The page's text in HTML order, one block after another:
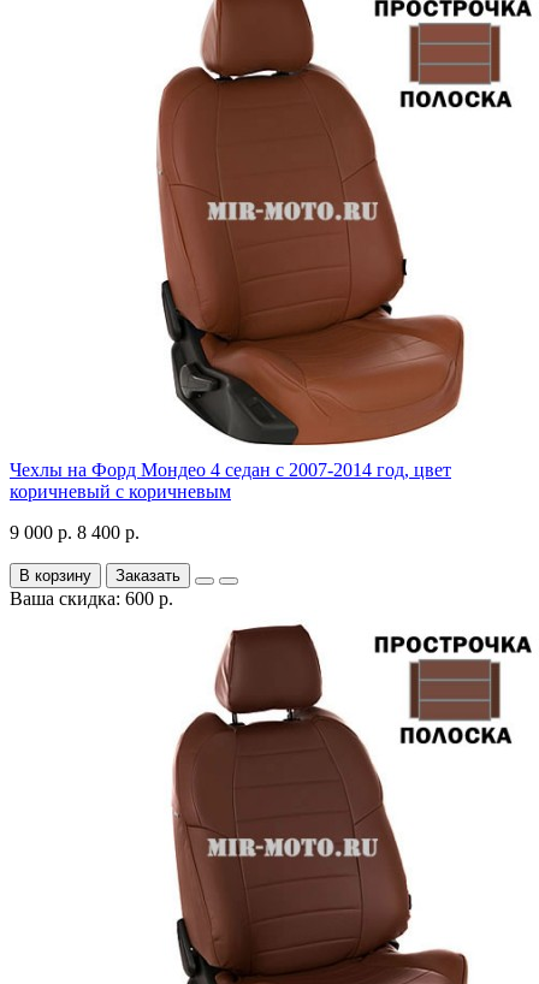
Чехлы на Форд Мондео 4 седан с 2007-2014 год, цвет
коричневый с коричневым
9 000 р. 8 400 р.
В корзину Заказать
Ваша скидка: 600 р.